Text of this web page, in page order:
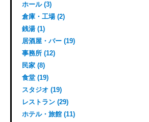
ホール (3)
倉庫・工場 (2)
銭湯 (1)
居酒屋・バー (19)
事務所 (12)
民家 (8)
食堂 (19)
スタジオ (19)
レストラン (29)
ホテル・旅館 (11)